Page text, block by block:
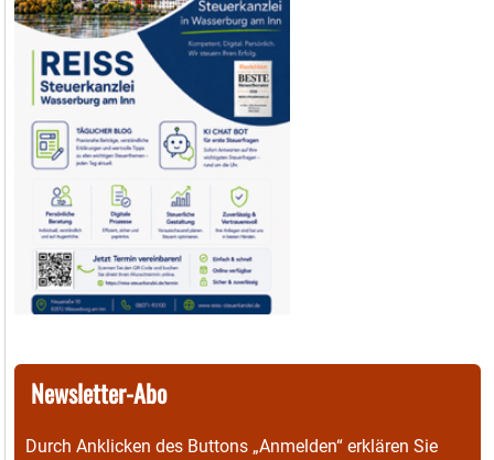
Newsletter-Abo
Durch Anklicken des Buttons „Anmelden“ erklären Sie